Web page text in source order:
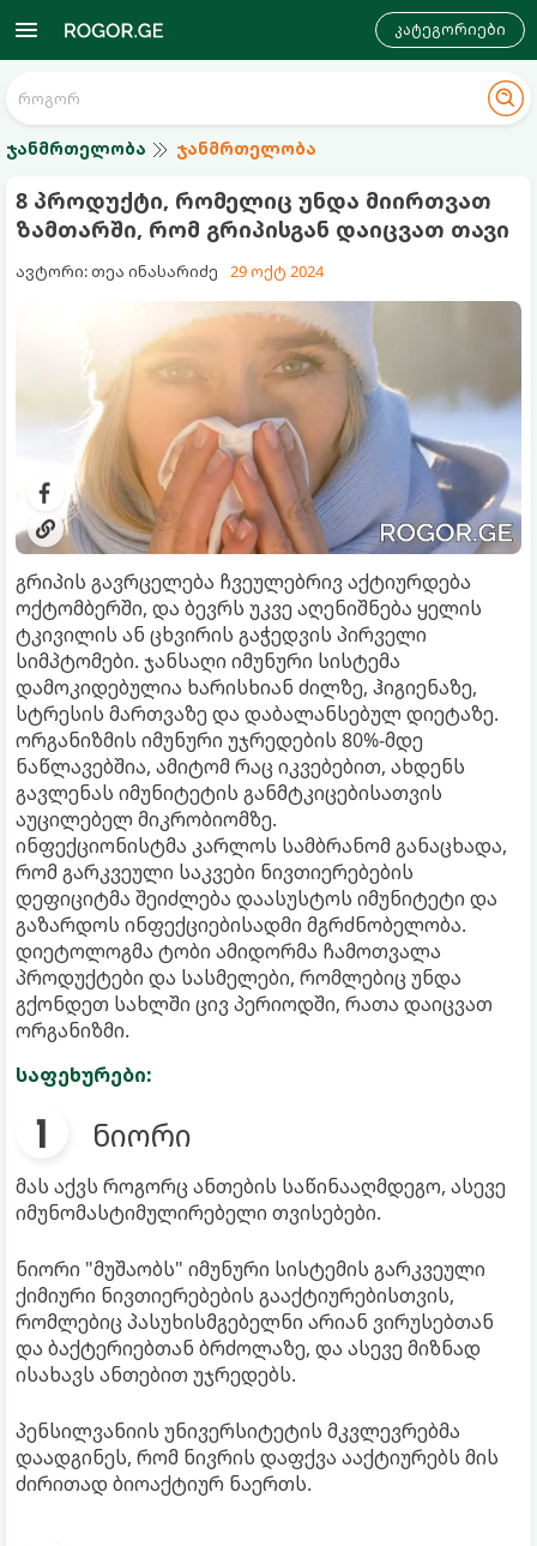
კატეგორიები
ჯანმრთელობა ჯანმრთელობა
8 პროდუქტი, რომელიც უნდა მიირთვათ
ზამთარში, რომ გრიპისგან დაიცვათ თავი
ავტორი: თეა ინასარიძე 29 ოქტ 2024
გრიპის გავრცელება ჩვეულებრივ აქტიურდება
ოქტომბერში, და ბევრს უკვე აღენიშნება ყელის
ტკივილის ან ცხვირის გაჭედვის პირველი
სიმპტომები. ჯანსაღი იმუნური სისტემა
დამოკიდებულია ხარისხიან ძილზე, ჰიგიენაზე,
სტრესის მართვაზე და დაბალანსებულ დიეტაზე.
ორგანიზმის იმუნური უჯრედების 80%-მდე
ნაწლავებშია, ამიტომ რაც იკვებებით, ახდენს
გავლენას იმუნიტეტის განმტკიცებისათვის
აუცილებელ მიკრობიომზე.
ინფექციონისტმა კარლოს სამბრანომ განაცხადა,
რომ გარკვეული საკვები ნივთიერებების
დეფიციტმა შეიძლება დაასუსტოს იმუნიტეტი და
გაზარდოს ინფექციებისადმი მგრძნობელობა.
დიეტოლოგმა ტობი ამიდორმა ჩამოთვალა
პროდუქტები და სასმელები, რომლებიც უნდა
გქონდეთ სახლში ცივ პერიოდში, რათა დაიცვათ
ორგანიზმი.
საფეხურები:
ნიორი
მას აქვს როგორც ანთების საწინააღმდეგო, ასევე
იმუნომასტიმულირებელი თვისებები.
ნიორი "მუშაობს" იმუნური სისტემის გარკვეული
ქიმიური ნივთიერებების გააქტიურებისთვის,
რომლებიც პასუხისმგებელნი არიან ვირუსებთან
და ბაქტერიებთან ბრძოლაზე, და ასევე მიზნად
ისახავს ანთებით უჯრედებს.
პენსილვანიის უნივერსიტეტის მკვლევრებმა
დაადგინეს, რომ ნივრის დაფქვა ააქტიურებს მის
ძირითად ბიოაქტიურ ნაერთს.